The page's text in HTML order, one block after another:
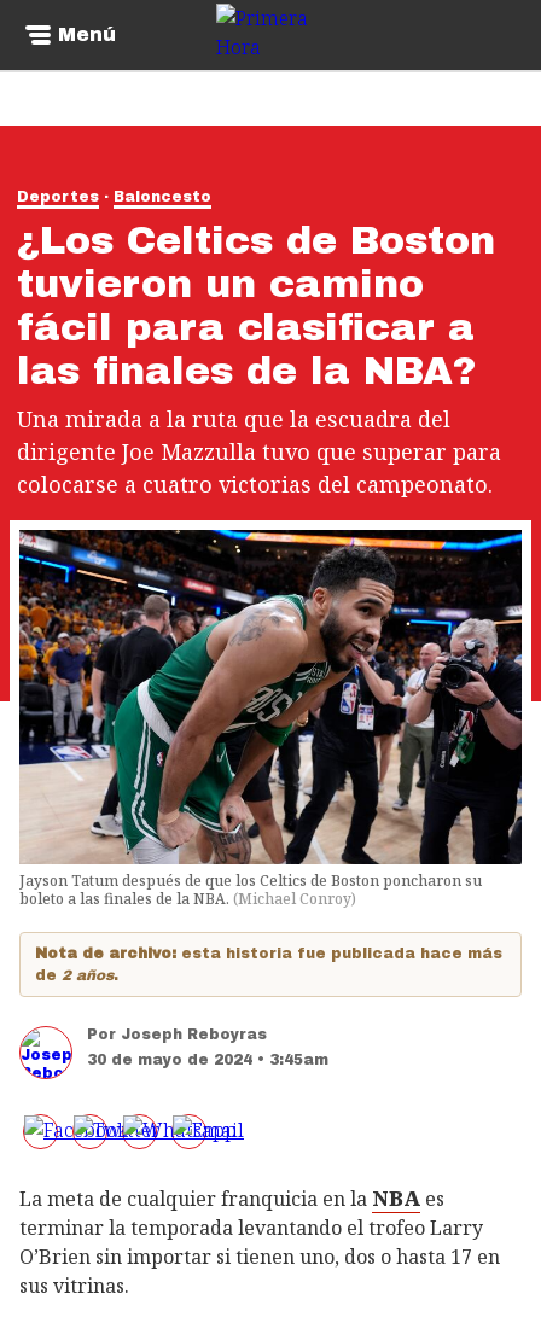
Menú
Deportes Baloncesto
¿Los Celtics de Boston
tuvieron un camino
fácil para clasificar a
las finales de la NBA?
Una mirada a la ruta que la escuadra del
dirigente Joe Mazzulla tuvo que superar para
colocarse a cuatro victorias del campeonato.
Jayson Tatum después de que los Celtics de Boston poncharon su
boleto a las finales de la NBA. (Michael Conroy)
Nota de archivo: esta historia fue publicada hace más
de 2 años.
Por Joseph Reboyras
30 de mayo de 2024 • 3:45am
La meta de cualquier franquicia en la NBA es
terminar la temporada levantando el trofeo Larry
O’Brien sin importar si tienen uno, dos o hasta 17 en
sus vitrinas.